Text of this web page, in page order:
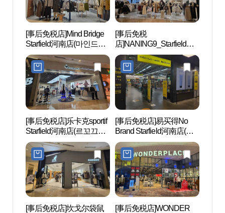
[事后免税店]Mind Bridge
Starfield河南店(마인드브
릿지 스타필드 하남점)
[事后免税
店]NANING9_Starfield河
南店(난닝구 스타필드 하
남점)
[事后免税店]乐卡克sportif
Starfield河南店(르꼬끄스
포르티브 스타필드 하남
점)
[事后免税店]易买得No
Brand Starfield河南店(노
브랜드 스타필드 하남점)
[事后免税店]坎戈尔袋鼠
[事后免税店]WONDER